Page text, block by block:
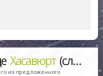
Хасавюрт(слушать онлайн)
из предложенного